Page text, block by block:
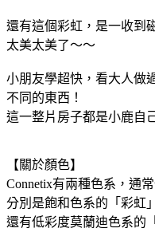
還有這個彩虹，是一收到
太美太美了～～
小朋友學超快，看大人做
不同的東西！
這一整片房子都是小鹿自
【關於顏色】
Connetix有兩種色系，通
分別是飽和色系的「彩虹」
還有低彩度莫蘭迪色系的